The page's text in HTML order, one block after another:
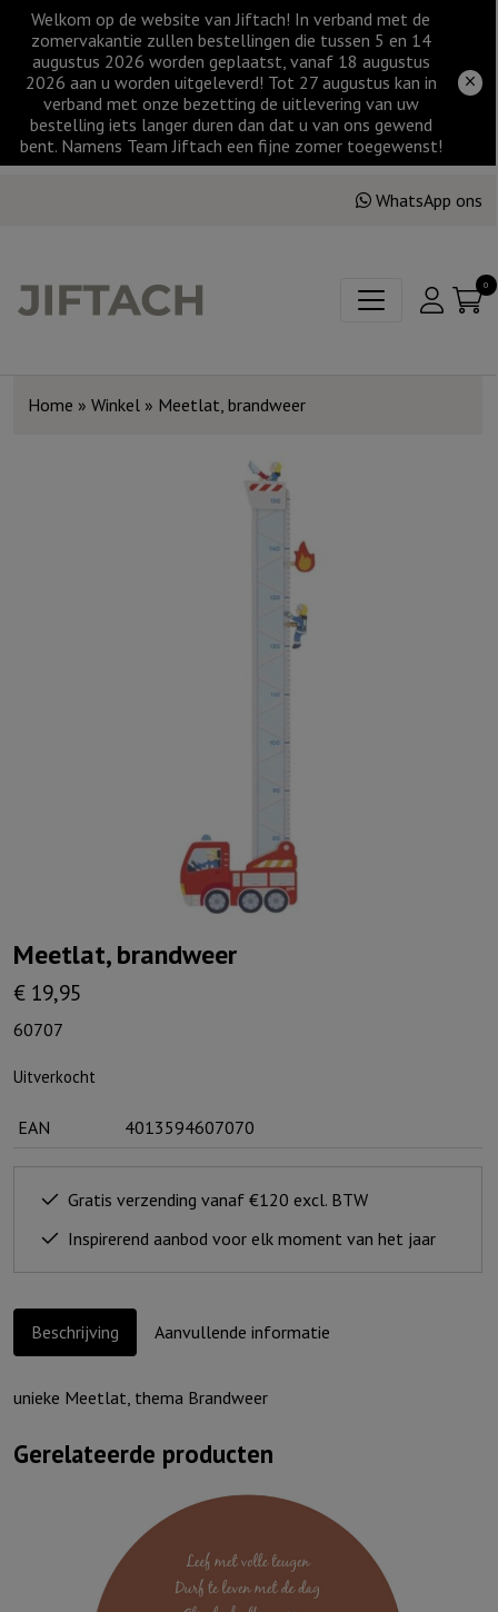
Welkom op de website van Jiftach! In verband met de
zomervakantie zullen bestellingen die tussen 5 en 14
augustus 2026 worden geplaatst, vanaf 18 augustus
2026 aan u worden uitgeleverd! Tot 27 augustus kan in
verband met onze bezetting de uitlevering van uw
bestelling iets langer duren dan dat u van ons gewend
bent. Namens Team Jiftach een fijne zomer toegewenst!
WhatsApp ons
0
Home » Winkel » Meetlat, brandweer
Meetlat, brandweer
€ 19,95
60707
Uitverkocht
EAN 4013594607070
Gratis verzending vanaf €120 excl. BTW
Inspirerend aanbod voor elk moment van het jaar
Beschrijving Aanvullende informatie
unieke Meetlat, thema Brandweer
Gerelateerde producten